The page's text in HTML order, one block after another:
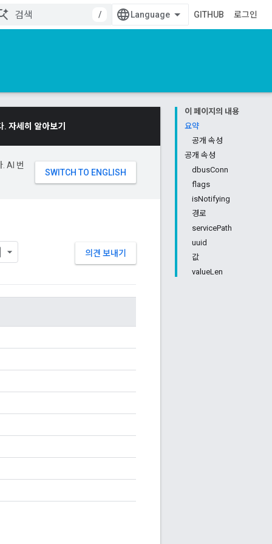
/ GITHUB 로그인
이 페이지의 내용
요약
공개 속성
공개 속성
dbusConn
flags
isNotifying
경로
servicePath
uuid
값
valueLen
. 자세히 알아보기
AI 번
의견 보내기